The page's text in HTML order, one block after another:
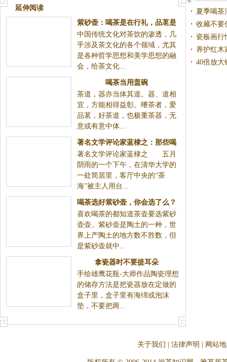
延伸阅读
紫砂壶：喝茶是在行礼，品茗是
在玩茶
中国传统文化对茶饮的渗透，几
乎涉及茶文化的各个领域，尤其
是各种哲学思想和美学思想的融
会，给茶文化...
喝茶当用盖碗
茶道，器亦当体其道。器、道相
宜，方能相得益彰。嗜茶者，爱
品茗，好茶道，也极重茶器，无
意或有意中体...
著名文学评论家蓝棣之：那些喝
茶
著名文学评论家蓝棣之 五月
阴雨的一个下午，在清华大学的
一处简居里，客厅中央的“茶
海”被主人用台...
喝茶选好紫砂壶，你会选了么？
喜欢喝茶的都知道茶壶要选紫砂
壶壶。紫砂壶是陶土的一种，世
界上产陶土的地方数不胜数，但
是紫砂壶就中...
拿瓷器时不要提耳朵
手绘雄鹰花瓶-大师作品陶瓷理想
的储存方法是把瓷器放在定做的
盒子里，盒子里有海绵或泡沫
垫，不要把两...
夏季喝茶
收藏不要
瓷板画行
养护红木
40倍放
关于我们 法律声明 网站